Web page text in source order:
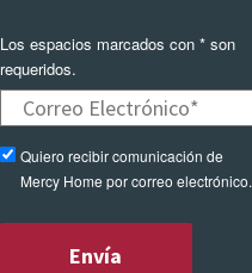
Los espacios marcados con * son
requeridos.
Quiero recibir comunicación de
Mercy Home por correo electrónico.